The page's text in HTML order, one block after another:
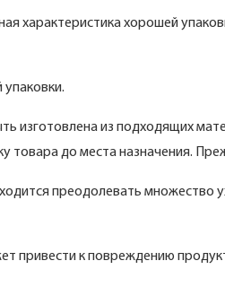
характеристика хорошей
изготовлена ​​из подходящих
товара до места назначения.
преодолевать множество
привести к повреждению